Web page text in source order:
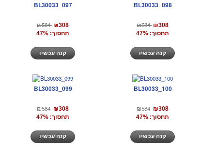
BL30033_097
₪584 ₪308
תחסוך: 47%
BL30033_098
₪584 ₪308
תחסוך: 47%
BL30033_099
₪584 ₪308
תחסוך: 47%
BL30033_100
₪584 ₪308
תחסוך: 47%